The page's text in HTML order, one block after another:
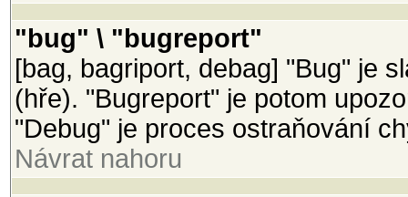
"bug" \ "bugreport"
[bag, bagriport, debag] "Bug" je
(hře). "Bugreport" je potom
"Debug" je proces ostraňování
Návrat nahoru